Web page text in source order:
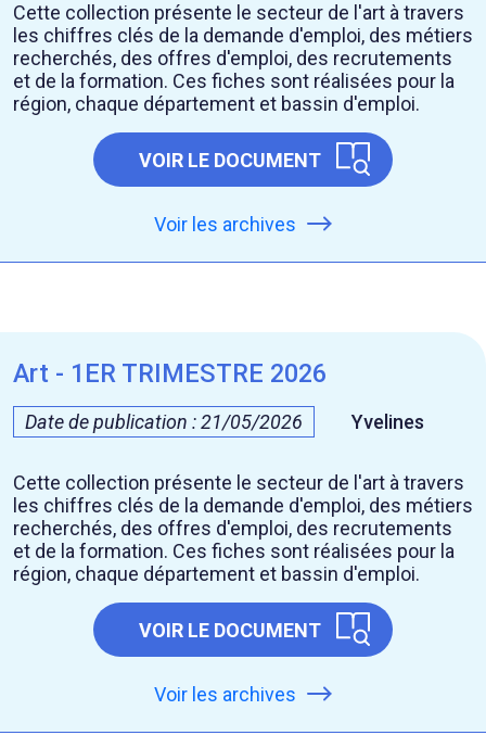
Cette collection présente le secteur de l'art à travers
les chiffres clés de la demande d'emploi, des métiers
recherchés, des offres d'emploi, des recrutements
et de la formation. Ces fiches sont réalisées pour la
région, chaque département et bassin d'emploi.
VOIR LE DOCUMENT
Voir les archives
Art - 1ER TRIMESTRE 2026
Date de publication : 21/05/2026 Yvelines
Cette collection présente le secteur de l'art à travers
les chiffres clés de la demande d'emploi, des métiers
recherchés, des offres d'emploi, des recrutements
et de la formation. Ces fiches sont réalisées pour la
région, chaque département et bassin d'emploi.
VOIR LE DOCUMENT
Voir les archives